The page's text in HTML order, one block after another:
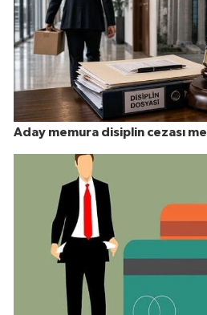
Aday memura disiplin cezası